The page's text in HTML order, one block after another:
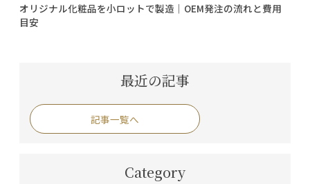
オリジナル化粧品を小ロットで製造｜OEM発注の流れと費用
目安
最近の記事
記事一覧へ
Category